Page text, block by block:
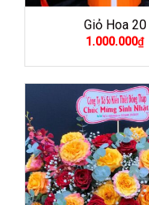
Giỏ Hoa 20
1.000.000₫